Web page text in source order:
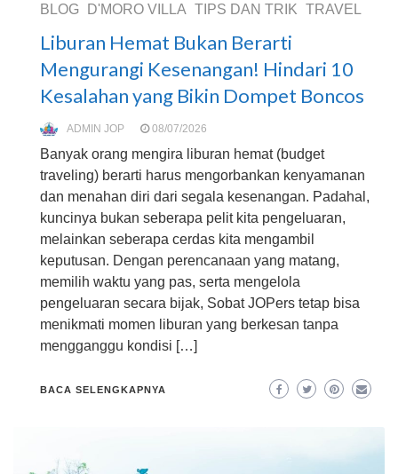
BLOG D'MORO VILLA TIPS DAN TRIK TRAVEL
Liburan Hemat Bukan Berarti
Mengurangi Kesenangan! Hindari 10
Kesalahan yang Bikin Dompet Boncos
ADMIN JOP 08/07/2026
Banyak orang mengira liburan hemat (budget
traveling) berarti harus mengorbankan kenyamanan
dan menahan diri dari segala kesenangan. Padahal,
kuncinya bukan seberapa pelit kita pengeluaran,
melainkan seberapa cerdas kita mengambil
keputusan. Dengan perencanaan yang matang,
memilih waktu yang pas, serta mengelola
pengeluaran secara bijak, Sobat JOPers tetap bisa
menikmati momen liburan yang berkesan tanpa
mengganggu kondisi […]
BACA SELENGKAPNYA